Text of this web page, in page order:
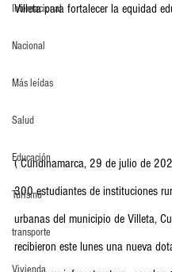
Internacional
Nacional
Más leídas
Salud
Educación
Turismo
transporte
Villeta para fortalecer la equidad
( Cundinamarca, 29 de julio de
300 estudiantes de instituciones
urbanas del municipio de Villeta,
recibieron este lunes una nueva